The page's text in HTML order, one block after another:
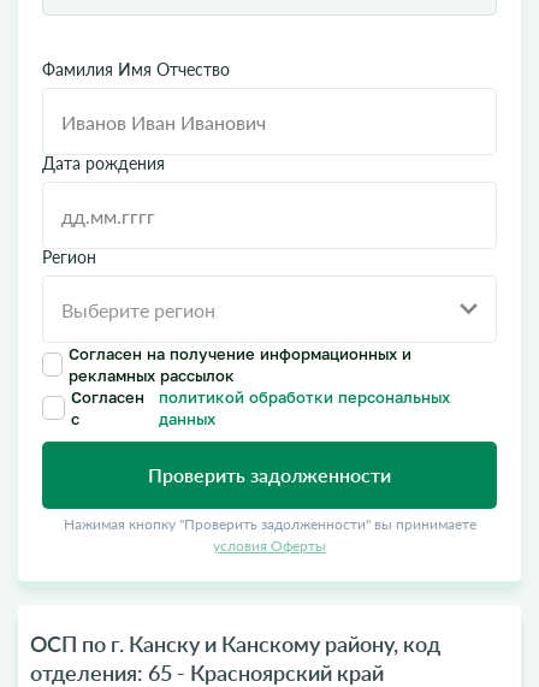
Фамилия Имя Отчество
Дата рождения
Регион
Согласен на получение информационных и
рекламных рассылок
Согласен
с
политикой обработки персональных
данных
Проверить задолженности
Нажимая кнопку "Проверить задолженности" вы принимаете
условия Оферты
ОСП по г. Канску и Канскому району, код
отделения: 65 - Красноярский край